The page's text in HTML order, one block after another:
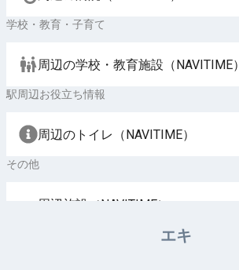
学校・教育・子育て
周辺の学校・教育施設（NAVITIME）
駅周辺お役立ち情報
周辺のトイレ（NAVITIME）
その他
周辺施設（NAVITIME）
エキ